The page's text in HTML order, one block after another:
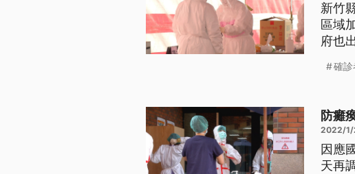
新竹
區域
府也
確
防癱
2022/1/
因應
天再